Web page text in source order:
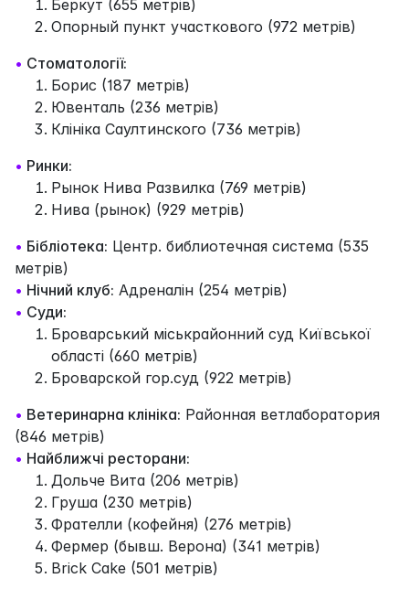
Беркут (655 метрів)
Опорный пункт участкового (972 метрів)
• Стоматології:
Борис (187 метрів)
Ювенталь (236 метрів)
Клініка Саултинского (736 метрів)
• Ринки:
Рынок Нива Развилка (769 метрів)
Нива (рынок) (929 метрів)
• Бібліотека: Центр. библиотечная система (535
метрів)
• Нічний клуб: Адреналін (254 метрів)
• Суди:
Броварський міськрайонний суд Київської
області (660 метрів)
Броварской гор.суд (922 метрів)
• Ветеринарна клініка: Районная ветлаборатория
(846 метрів)
• Найближчі ресторани:
Дольче Вита (206 метрів)
Груша (230 метрів)
Фрателли (кофейня) (276 метрів)
Фермер (бывш. Верона) (341 метрів)
Brick Cake (501 метрів)